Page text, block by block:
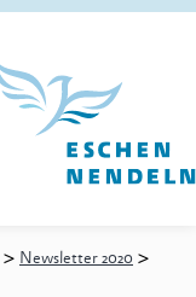
> Newsletter 2020 >